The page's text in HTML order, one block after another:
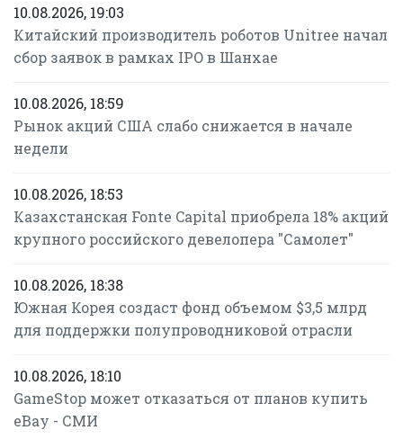
10.08.2026, 19:03
Китайский производитель роботов Unitree начал
сбор заявок в рамках IPO в Шанхае
10.08.2026, 18:59
Рынок акций США слабо снижается в начале
недели
10.08.2026, 18:53
Казахстанская Fonte Capital приобрела 18% акций
крупного российского девелопера "Самолет"
10.08.2026, 18:38
Южная Корея создаст фонд объемом $3,5 млрд
для поддержки полупроводниковой отрасли
10.08.2026, 18:10
GameStop может отказаться от планов купить
eBay - СМИ